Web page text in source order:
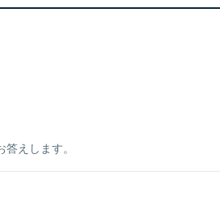
えします。